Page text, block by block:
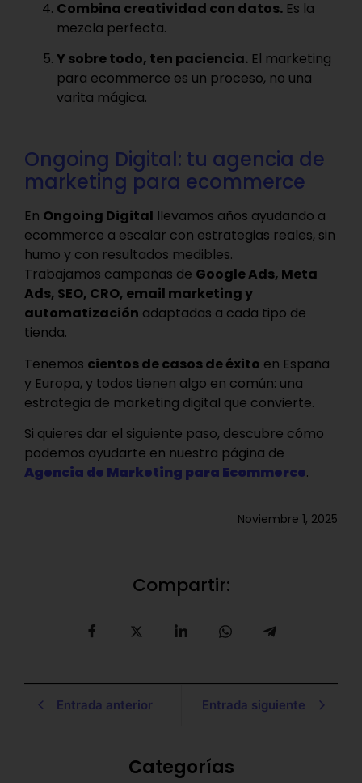
Combina creatividad con datos. Es la
mezcla perfecta.
Y sobre todo, ten paciencia. El marketing
para ecommerce es un proceso, no una
varita mágica.
Ongoing Digital: tu agencia de
marketing para ecommerce
En Ongoing Digital llevamos años ayudando a
ecommerce a escalar con estrategias reales, sin
humo y con resultados medibles.
Trabajamos campañas de Google Ads, Meta
Ads, SEO, CRO, email marketing y
automatización adaptadas a cada tipo de
tienda.
Tenemos cientos de casos de éxito en España
y Europa, y todos tienen algo en común: una
estrategia de marketing digital que convierte.
Si quieres dar el siguiente paso, descubre cómo
podemos ayudarte en nuestra página de
Agencia de Marketing para Ecommerce.
Noviembre 1, 2025
Compartir:
Entrada anterior Entrada siguiente
Categorías